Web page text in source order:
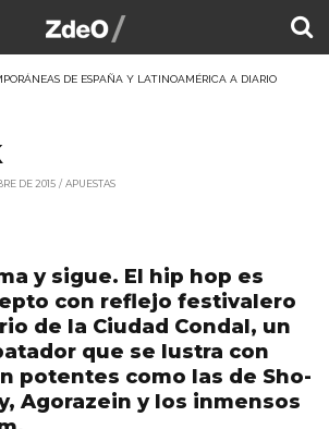
DE ESPAÑA Y LATINOAMÉRICA A DIARIO
DE 2015 APUESTAS
y sigue. El hip hop es
con reflejo festivalero
de la Ciudad Condal, un
que se lustra con
potentes como las de Sho-
Agorazein y los inmensos